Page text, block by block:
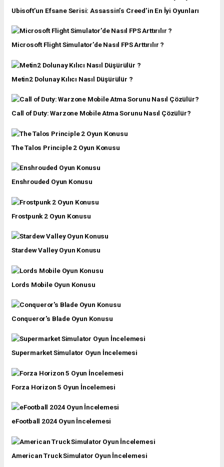
Ubisoft’un Efsane Serisi: Assassin’s Creed’in En İyi Oyunları
Microsoft Flight Simulator’de Nasıl FPS Arttırılır ?
Metin2 Dolunay Kılıcı Nasıl Düşürülür ?
Call of Duty: Warzone Mobile Atma Sorunu Nasıl Çözülür?
The Talos Principle 2 Oyun Konusu
Enshrouded Oyun Konusu
Frostpunk 2 Oyun Konusu
Stardew Valley Oyun Konusu
Lords Mobile Oyun Konusu
Conqueror's Blade Oyun Konusu
Supermarket Simulator Oyun İncelemesi
Forza Horizon 5 Oyun İncelemesi
eFootball 2024 Oyun İncelemesi
American Truck Simulator Oyun İncelemesi